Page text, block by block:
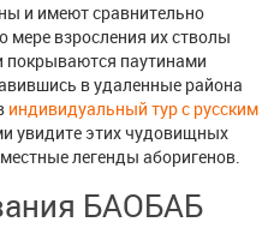
и имеют сравнительно
мере взросления их стволы
покрываются паутинами
в удаленные района
индивидуальный тур с русским
увидите этих чудовищных
легенды аборигенов.
БАОБАБ